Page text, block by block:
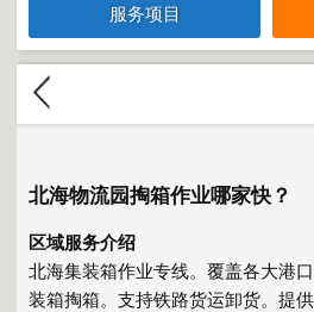
服务项目
北海物流园掏箱作业哪家快？
区域服务介绍
北海集装箱作业专线。覆盖各大港
装箱掏箱。支持铁路货运卸货。提